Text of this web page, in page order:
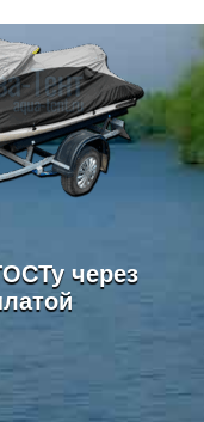
через